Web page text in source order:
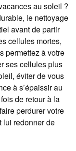
au soleil ?
le nettoyage
avant de partir
cellules mortes,
permettez à votre
ses cellules plus
éviter de vous
à s’épaissir au
de retour à la
perdurer votre
lui redonner de